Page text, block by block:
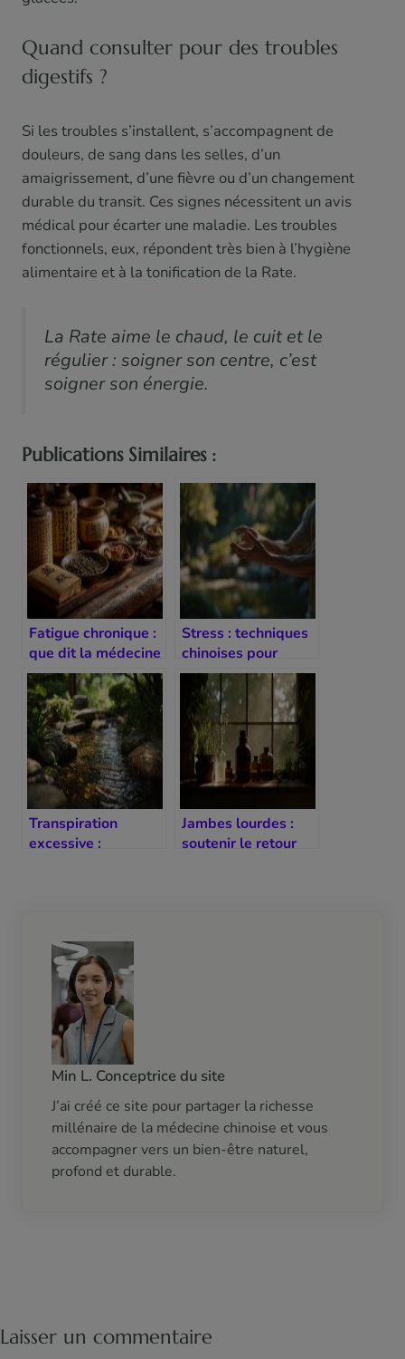
Quand consulter pour des troubles
digestifs ?
Si les troubles s’installent, s’accompagnent de
douleurs, de sang dans les selles, d’un
amaigrissement, d’une fièvre ou d’un changement
durable du transit. Ces signes nécessitent un avis
médical pour écarter une maladie. Les troubles
fonctionnels, eux, répondent très bien à l’hygiène
alimentaire et à la tonification de la Rate.
La Rate aime le chaud, le cuit et le
régulier : soigner son centre, c’est
soigner son énergie.
Publications Similaires :
Fatigue chronique :
que dit la médecine
chinoise ?
Stress : techniques
chinoises pour
retrouver l’équilibre
Transpiration
excessive :
Jambes lourdes :
soutenir le retour
Min L. Conceptrice du site
J’ai créé ce site pour partager la richesse
millénaire de la médecine chinoise et vous
accompagner vers un bien-être naturel,
profond et durable.
Laisser un commentaire